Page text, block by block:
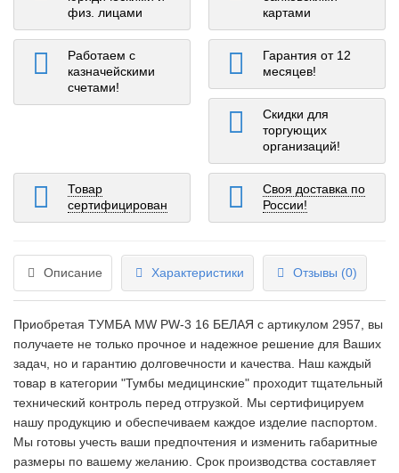
физ. лицами
картами
Работаем с
казначейскими
счетами!
Гарантия от 12
месяцев!
Скидки для
торгующих
организаций!
Товар
сертифицирован
Своя доставка по
России!
Описание Характеристики Отзывы (0)
Приобретая ТУМБА MW PW-3 16 БЕЛАЯ c артикулом 2957, вы
получаете не только прочное и надежное решение для Ваших
задач, но и гарантию долговечности и качества. Наш каждый
товар в категории "Тумбы медицинские" проходит тщательный
технический контроль перед отгрузкой. Мы сертифицируем
нашу продукцию и обеспечиваем каждое изделие паспортом.
Мы готовы учесть ваши предпочтения и изменить габаритные
размеры по вашему желанию. Срок производства составляет